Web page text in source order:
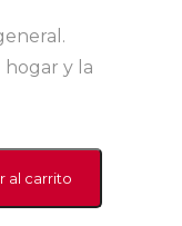
hogar y la
al carrito